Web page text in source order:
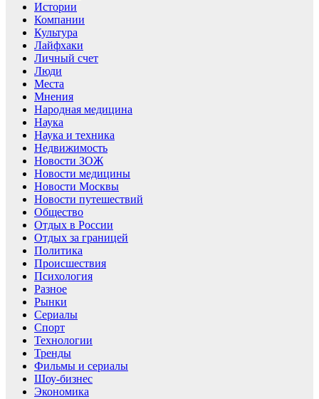
Истории
Компании
Культура
Лайфхаки
Личный счет
Люди
Места
Мнения
Народная медицина
Наука
Наука и техника
Недвижимость
Новости ЗОЖ
Новости медицины
Новости Москвы
Новости путешествий
Общество
Отдых в России
Отдых за границей
Политика
Происшествия
Психология
Разное
Рынки
Сериалы
Спорт
Технологии
Тренды
Фильмы и сериалы
Шоу-бизнес
Экономика